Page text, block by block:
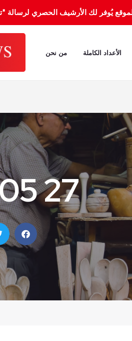
يُوفر لك الأرشيف الحصري لرسالة "تونس نيوز"
الأعداد الكاملة من نحن
27 janvier 2005